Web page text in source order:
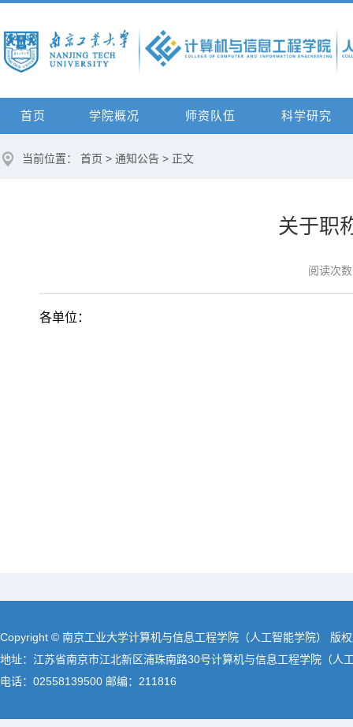
首页 学院概况 师资队伍 科学研究
当前位置： 首页 > 通知公告 > 正文
关于职
阅读次
各单位：
Copyright © 南京工业大学计算机与信息工程学院（人工智能学院） 版
地址：江苏省南京市江北新区浦珠南路30号计算机与信息工程学院（人
电话：02558139500 邮编：211816